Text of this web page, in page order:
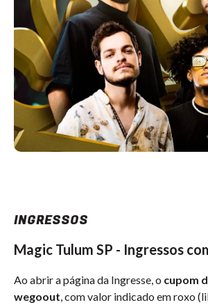
INGRESSOS
Magic Tulum SP - Ingressos
Ao abrir a página da Ingresse, o cupom
wegoout, com valor indicado em roxo